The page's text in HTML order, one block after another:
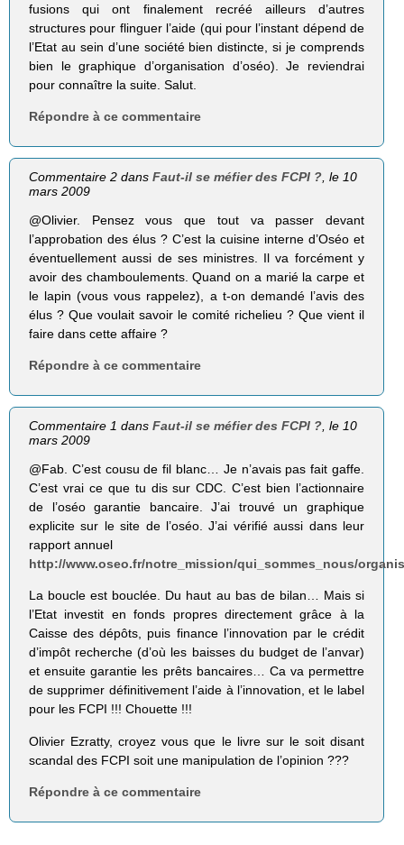
fusions qui ont finalement recréé ailleurs d’autres
structures pour flinguer l’aide (qui pour l’instant dépend de
l’Etat au sein d’une société bien distincte, si je comprends
bien le graphique d’organisation d’oséo). Je reviendrai
pour connaître la suite. Salut.
Répondre à ce commentaire
Commentaire 2 dansFaut-il se méfier des FCPI ? , le 10
mars 2009
@Olivier. Pensez vous que tout va passer devant
l’approbation des élus ? C’est la cuisine interne d’Oséo et
éventuellement aussi de ses ministres. Il va forcément y
avoir des chamboulements. Quand on a marié la carpe et
le lapin (vous vous rappelez), a t-on demandé l’avis des
élus ? Que voulait savoir le comité richelieu ? Que vient il
faire dans cette affaire ?
Répondre à ce commentaire
Commentaire 1 dansFaut-il se méfier des FCPI ?, le 10
mars 2009
@Fab. C’est cousu de fil blanc… Je n’avais pas fait gaffe.
C’est vrai ce que tu dis sur CDC. C’est bien l’actionnaire
de l’oséo garantie bancaire. J’ai trouvé un graphique
explicite sur le site de l’oséo. J’ai vérifié aussi dans leur
rapport annuel
http://www.oseo.fr/notre_mission/qui_sommes_nous/
La boucle est bouclée. Du haut au bas de bilan… Mais si
l’Etat investit en fonds propres directement grâce à la
Caisse des dépôts, puis finance l’innovation par le crédit
d’impôt recherche (d’où les baisses du budget de l’anvar)
et ensuite garantie les prêts bancaires… Ca va permettre
de supprimer définitivement l’aide à l’innovation, et le label
pour les FCPI !!! Chouette !!!
Olivier Ezratty, croyez vous que le livre sur le soit disant
scandal des FCPI soit une manipulation de l’opinion ???
Répondre à ce commentaire